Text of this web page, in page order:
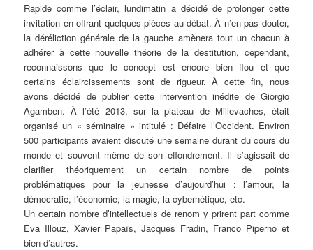
Rapide comme l’éclair, lundimatin a décidé de prolonger cette
invitation en offrant quelques pièces au débat. À n’en pas douter,
la déréliction générale de la gauche amènera tout un chacun à
adhérer à cette nouvelle théorie de la destitution, cependant,
reconnaissons que le concept est encore bien flou et que
certains éclaircissements sont de rigueur. À cette fin, nous
avons décidé de publier cette intervention inédite de Giorgio
Agamben. À l’été 2013, sur la plateau de Millevaches, était
organisé un « séminaire » intitulé : Défaire l’Occident. Environ
500 participants avaient discuté une semaine durant du cours du
monde et souvent même de son effondrement. Il s’agissait de
clarifier théoriquement un certain nombre de points
problématiques pour la jeunesse d’aujourd’hui : l’amour, la
démocratie, l’économie, la magie, la cybernétique, etc.
Un certain nombre d’intellectuels de renom y prirent part comme
Eva Illouz, Xavier Papaïs, Jacques Fradin, Franco Piperno et
bien d’autres.